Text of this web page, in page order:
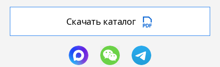
Скачать каталог